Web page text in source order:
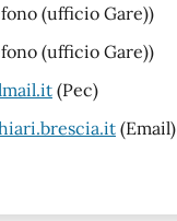
(ufficio Gare))
(ufficio Gare))
(Pec)
(Email)